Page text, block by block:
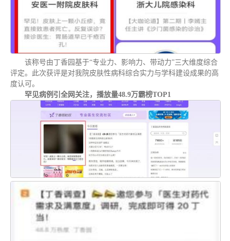
该称号由丁香园基于“专业力、影响力、带动力”三大维度综合
评定。此次获评是对我院皮肤性病科综合实力与学科建设成果的高
度认可。
罕见病例引全网关注，播放量48.9万霸榜TOP1